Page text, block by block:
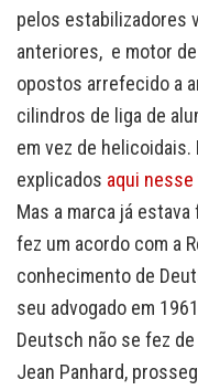
pelos estabilizadores
anteriores, e motor
opostos arrefecido a
cilindros de liga de
em vez de
explicados aqui
Mas a marca já
fez um acordo com a
conhecimento de
seu advogado em
Deutsch não se fez
Jean Panhard,